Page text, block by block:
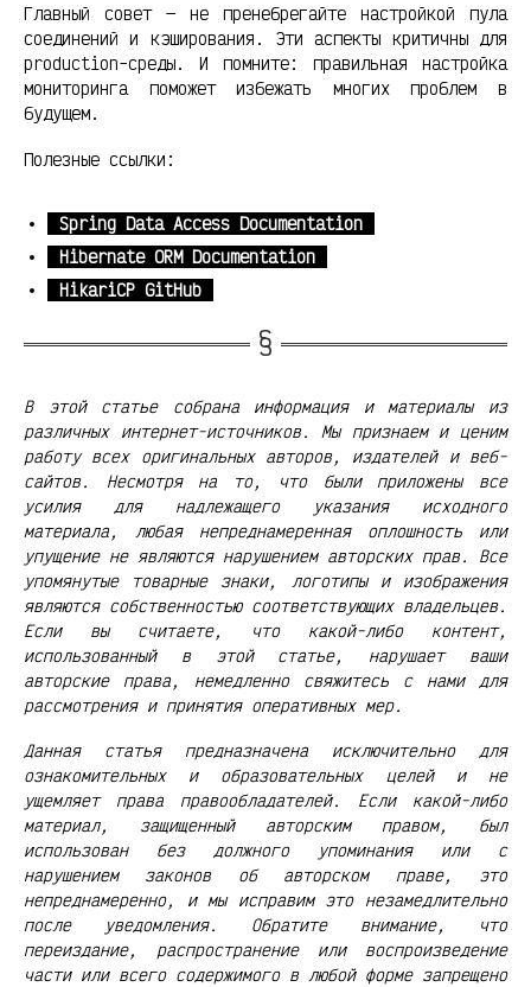
Главный совет — не пренебрегайте настройкой пула
соединений и кэширования. Эти аспекты критичны для
production-среды. И помните: правильная настройка
мониторинга поможет избежать многих проблем в
будущем.
Полезные ссылки:
Spring Data Access Documentation
Hibernate ORM Documentation
HikariCP GitHub
В этой статье собрана информация и материалы из
различных интернет-источников. Мы признаем и ценим
работу всех оригинальных авторов, издателей и веб-
сайтов. Несмотря на то, что были приложены все
усилия для надлежащего указания исходного
материала, любая непреднамеренная оплошность или
упущение не являются нарушением авторских прав. Все
упомянутые товарные знаки, логотипы и изображения
являются собственностью соответствующих владельцев.
Если вы считаете, что какой-либо контент,
использованный в этой статье, нарушает ваши
авторские права, немедленно свяжитесь с нами для
рассмотрения и принятия оперативных мер.
Данная статья предназначена исключительно для
ознакомительных и образовательных целей и не
ущемляет права правообладателей. Если какой-либо
материал, защищенный авторским правом, был
использован без должного упоминания или с
нарушением законов об авторском праве, это
непреднамеренно, и мы исправим это незамедлительно
после уведомления. Обратите внимание, что
переиздание, распространение или воспроизведение
части или всего содержимого в любой форме запрещено